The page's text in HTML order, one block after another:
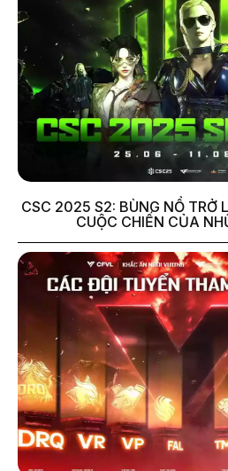
CSC 2025 S2: BÙNG NỔ TRỞ
CUỘC CHIẾN CỦA